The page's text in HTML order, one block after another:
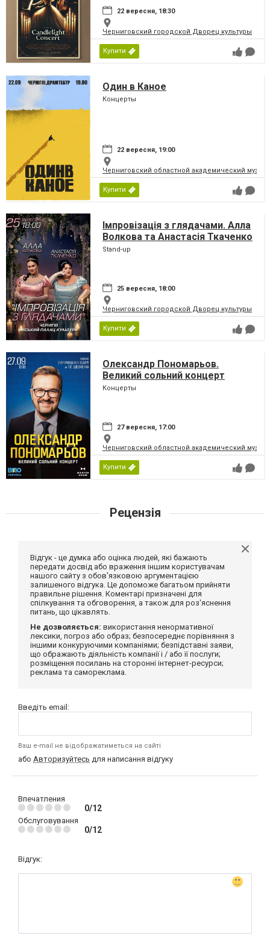
22 вересня, 18:30
Черниговский городской Дворец культуры
Купити
Один в Каное
Концерты
22 вересня, 19:00
Черниговский областной академический
Купити
Імпровізація з глядачами. Алла
Волкова та Анастасія Ткаченко
Stand-up
25 вересня, 18:00
Черниговский городской Дворец культуры
Купити
Олександр Пономарьов.
Великий сольний концерт
Концерты
27 вересня, 17:00
Черниговский областной академический
Купити
Рецензія
Відгук - це думка або оцінка людей, які бажають
передати досвід або враження іншим користувачам
нашого сайту з обов'язковою аргументацією
залишеного відгука. Це допоможе багатьом прийняти
правильне рішення. Коментарі призначені для
спілкування та обговорення, а також для роз'яснення
питань, що цікавлять.
Не дозволяється: використання ненормативної
лексики, погроз або образ; безпосереднє порівняння з
іншими конкуруючими компаніями; безпідставні заяви,
що ображають діяльність компанії і / або її послуги;
розміщення посилань на сторонні інтернет-ресурси;
реклама та самореклама.
Введіть email:
Ваш e-mail не відображатиметься на сайті
або Авторизуйтесь для написання відгуку
Впечатления
0/12
Обслуговування
0/12
Відгук: